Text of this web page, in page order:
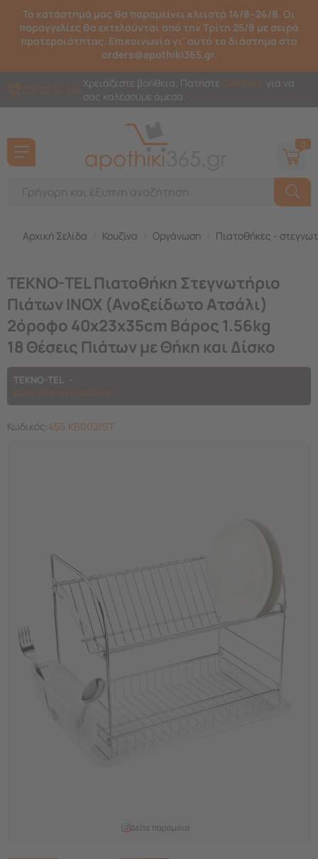
Το κατάστημά μας θα παραμείνει κλειστό 14/8–24/8. Οι
παραγγελίες θα εκτελούνται από την Τρίτη 25/8 με σειρά
προτεραιότητας. Επικοινωνία γι' αυτό το διάστημα στο
orders@apothiki365.gr.
210 23 10 365Χρειάζεστε βοήθεια; Πατήστε Call Back για να
σας καλέσουμε άμεσα.
0
Αρχική Σελίδα Κουζίνα Οργάνωση Πιατοθήκες -
Δείτε παρόμοια
TEKNO-TEL Πιατοθήκη Στεγνωτήριο
Πιάτων INOX (Ανοξείδωτο Ατσάλι)
2όροφο 40x23x35cm Βάρος 1.56kg
18 Θέσεις Πιάτων με Θήκη και Δίσκο
TEKNO-TEL
Δείτε όλα τα προϊόντα
Κωδικός:455.KB002/ST